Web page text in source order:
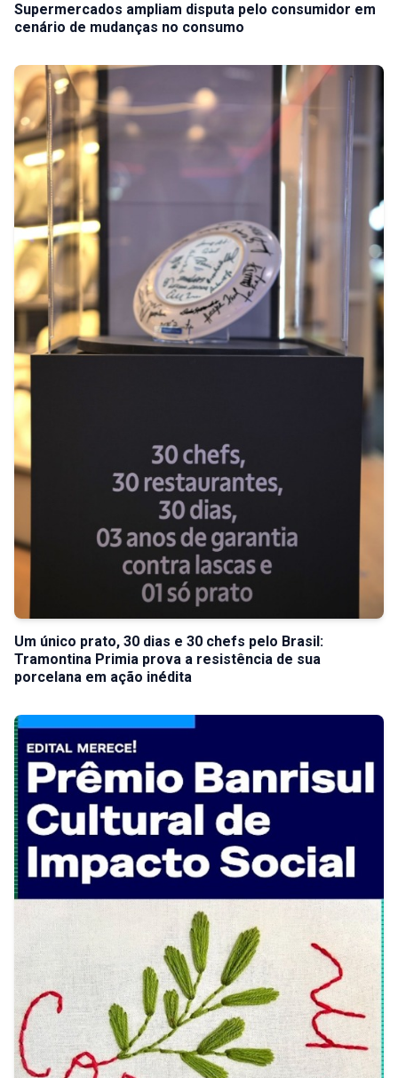
Supermercados ampliam disputa pelo consumidor em
cenário de mudanças no consumo
Um único prato, 30 dias e 30 chefs pelo Brasil:
Tramontina Primia prova a resistência de sua
porcelana em ação inédita